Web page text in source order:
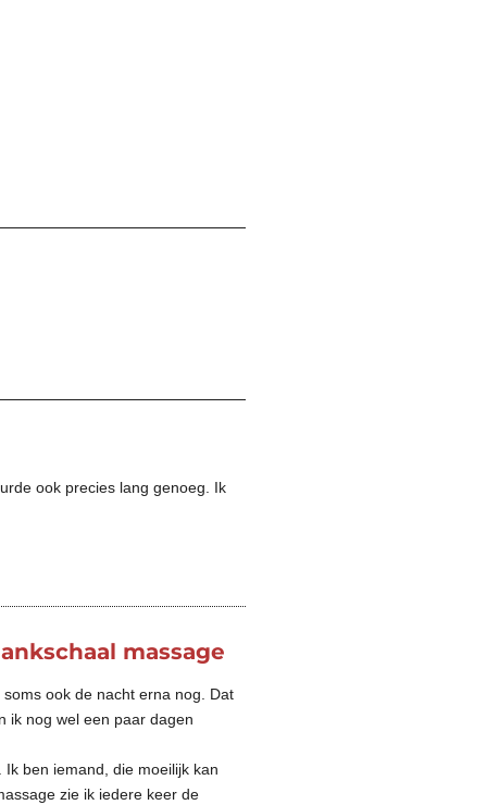
ook precies lang genoeg. Ik
massage
ook de nacht erna nog. Dat
ik nog wel een paar dagen
ben iemand, die moeilijk kan
zie ik iedere keer de